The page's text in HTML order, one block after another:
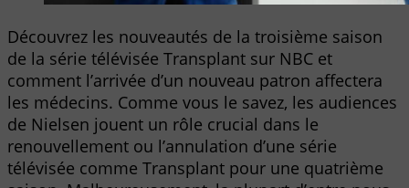
Découvrez les nouveautés de la troisième saison
de la série télévisée Transplant sur NBC et
comment l’arrivée d’un nouveau patron affectera
les médecins. Comme vous le savez, les audiences
de Nielsen jouent un rôle crucial dans le
renouvellement ou l’annulation d’une série
télévisée comme Transplant pour une quatrième